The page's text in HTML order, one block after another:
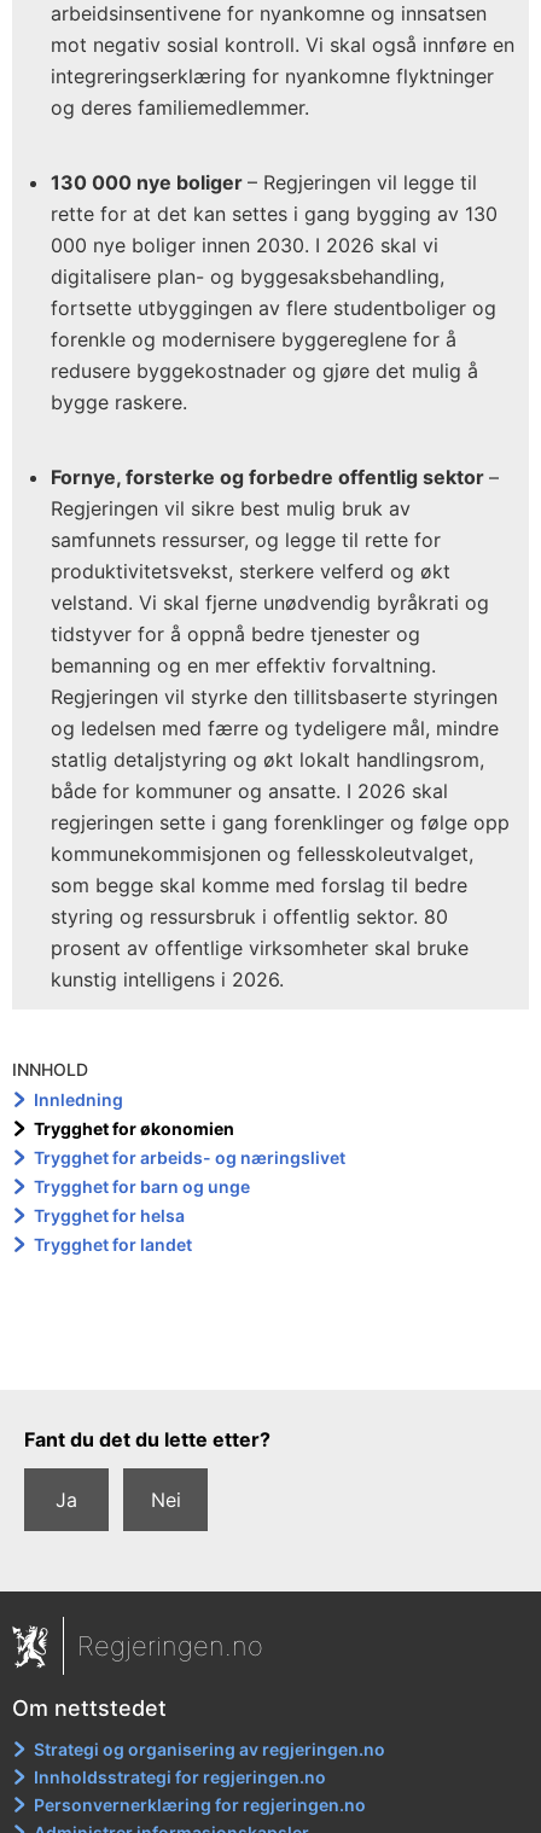
arbeidsinsentivene for nyankomne og innsatsen
mot negativ sosial kontroll. Vi skal også innføre en
integreringserklæring for nyankomne flyktninger
og deres familiemedlemmer.
130 000 nye boliger – Regjeringen vil legge til
rette for at det kan settes i gang bygging av 130
000 nye boliger innen 2030. I 2026 skal vi
digitalisere plan- og byggesaksbehandling,
fortsette utbyggingen av flere studentboliger og
forenkle og modernisere byggereglene for å
redusere byggekostnader og gjøre det mulig å
bygge raskere.
Fornye, forsterke og forbedre offentlig sektor –
Regjeringen vil sikre best mulig bruk av
samfunnets ressurser, og legge til rette for
produktivitetsvekst, sterkere velferd og økt
velstand. Vi skal fjerne unødvendig byråkrati og
tidstyver for å oppnå bedre tjenester og
bemanning og en mer effektiv forvaltning.
Regjeringen vil styrke den tillitsbaserte styringen
og ledelsen med færre og tydeligere mål, mindre
statlig detaljstyring og økt lokalt handlingsrom,
både for kommuner og ansatte. I 2026 skal
regjeringen sette i gang forenklinger og følge opp
kommunekommisjonen og fellesskoleutvalget,
som begge skal komme med forslag til bedre
styring og ressursbruk i offentlig sektor. 80
prosent av offentlige virksomheter skal bruke
kunstig intelligens i 2026.
INNHOLD
Innledning
Trygghet for økonomien
Trygghet for arbeids- og næringslivet
Trygghet for barn og unge
Trygghet for helsa
Trygghet for landet
Tilbakemeldingsskjema
Fant du det du lette etter?
Ja Nei
Regjeringen.no
Om nettstedet
Strategi og organisering av regjeringen.no
Innholdsstrategi for regjeringen.no
Personvernerklæring for regjeringen.no